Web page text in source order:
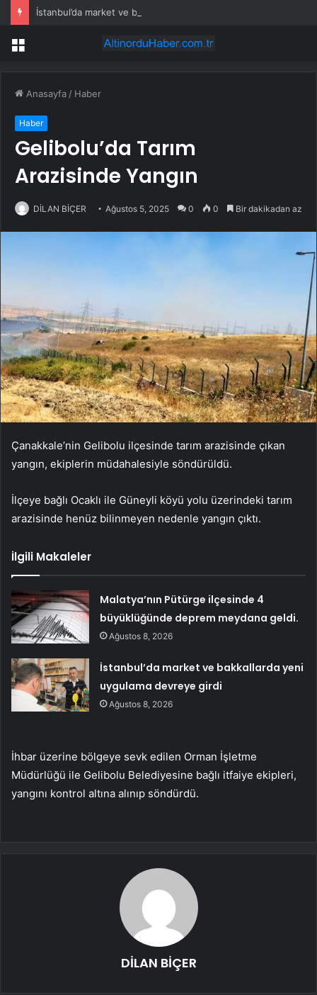
Menü
Anasayfa / Haber
Haber
Gelibolu’da Tarım
Arazisinde Yangın
DİLAN BİÇER Ağustos 5, 2025 0 0 Bir dakikadan az
Çanakkale’nin Gelibolu ilçesinde tarım arazisinde çıkan
yangın, ekiplerin müdahalesiyle söndürüldü.
İlçeye bağlı Ocaklı ile Güneyli köyü yolu üzerindeki tarım
arazisinde henüz bilinmeyen nedenle yangın çıktı.
İlgili Makaleler
Malatya’nın Pütürge ilçesinde 4
büyüklüğünde deprem meydana geldi.
Ağustos 8, 2026
İstanbul’da market ve bakkallarda yeni
uygulama devreye girdi
Ağustos 8, 2026
İhbar üzerine bölgeye sevk edilen Orman İşletme
Müdürlüğü ile Gelibolu Belediyesine bağlı itfaiye ekipleri,
yangını kontrol altına alınıp söndürdü.
DİLAN BİÇER